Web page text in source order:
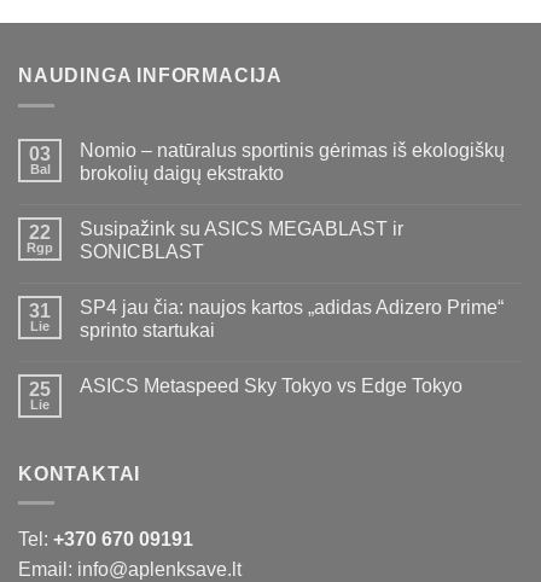
NAUDINGA INFORMACIJA
03
Bal
Nomio – natūralus sportinis gėrimas iš ekologiškų
brokolių daigų ekstrakto
22
Rgp
Susipažink su ASICS MEGABLAST ir
SONICBLAST
31
Lie
SP4 jau čia: naujos kartos „adidas Adizero Prime“
sprinto startukai
25
Lie
ASICS Metaspeed Sky Tokyo vs Edge Tokyo
KONTAKTAI
Tel: +370 670 09191
Email: info@aplenksave.lt